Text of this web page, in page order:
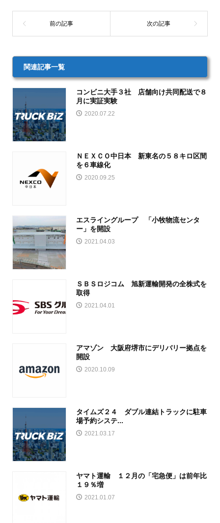
関連記事一覧
コンビニ大手３社 店舗向け共同配送で８
月に実証実験
2020.07.22
ＮＥＸＣＯ中日本 新東名の５８キロ区間
を６車線化
2020.09.25
エスライングループ 「小牧物流センタ
ー」を開設
2021.04.03
ＳＢＳロジコム 旭新運輸開発の全株式を
取得
2021.04.01
アマゾン 大阪府堺市にデリバリー拠点を
開設
2020.10.09
タイムズ２４ ダブル連結トラックに駐車
場予約システ...
2021.03.17
ヤマト運輸 １２月の「宅急便」は前年比
１９％増
2021.01.07